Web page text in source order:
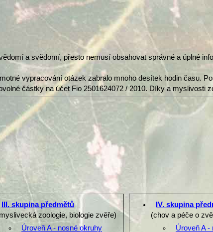
a svědomí, přesto nemusí obsahovat správné a úplné
vypracování otázek zabralo mnoho desítek hodin času.
částky na účet Fio 2501624072 / 2010. Díky a myslivosti
III. skupina předmětů
zoologie, biologie zvěře)
Úroveň A - nosné okruhy
IV. skupina
(chov a péče o
Úroveň A -